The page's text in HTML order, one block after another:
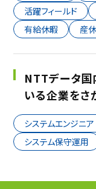
活躍フィールド
有給休暇
産
NTTデータ国
いる企業をさ
システムエンジニア
システム保守運用